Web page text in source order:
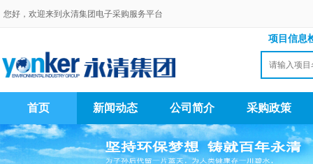
您好，欢迎来到永清集团电子采购服务平台
项目信息
首页 新闻动态 公司简介 采购政策